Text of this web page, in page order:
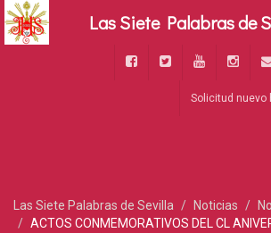
Solicitud nuevo
Las Siete Palabras de Sevilla Noticias
ACTOS CONMEMORATIVOS DEL CL
Las Siete Palabras de